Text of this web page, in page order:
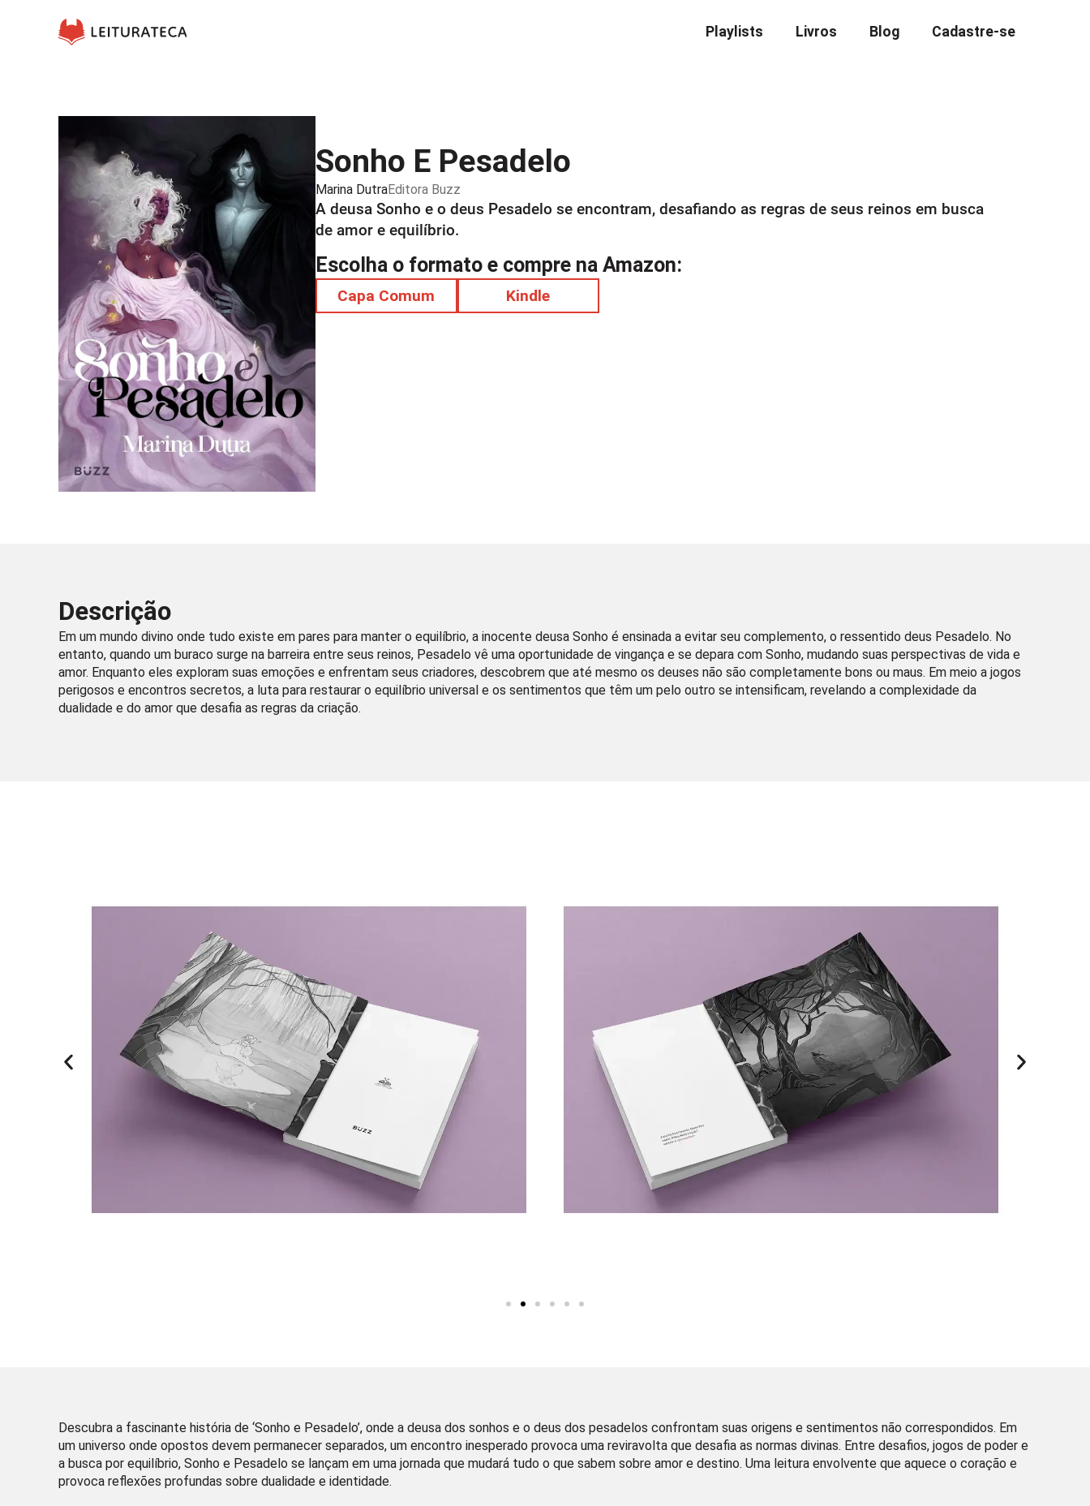
Playlists Livros Blog Cadastre-se
Sonho E Pesadelo
Marina DutraEditora Buzz
A deusa Sonho e o deus Pesadelo se encontram, desafiando as regras de seus reinos em busca
de amor e equilíbrio.
Escolha o formato e compre na Amazon:
Capa Comum Kindle
Descrição
Em um mundo divino onde tudo existe em pares para manter o equilíbrio, a inocente deusa Sonho é ensinada a evitar seu complemento, o ressentido deus Pesadelo. No
entanto, quando um buraco surge na barreira entre seus reinos, Pesadelo vê uma oportunidade de vingança e se depara com Sonho, mudando suas perspectivas de vida e
amor. Enquanto eles exploram suas emoções e enfrentam seus criadores, descobrem que até mesmo os deuses não são completamente bons ou maus. Em meio a jogos
perigosos e encontros secretos, a luta para restaurar o equilíbrio universal e os sentimentos que têm um pelo outro se intensificam, revelando a complexidade da
dualidade e do amor que desafia as regras da criação.
Descubra a fascinante história de ‘Sonho e Pesadelo’, onde a deusa dos sonhos e o deus dos pesadelos confrontam suas origens e sentimentos não correspondidos. Em
um universo onde opostos devem permanecer separados, um encontro inesperado provoca uma reviravolta que desafia as normas divinas. Entre desafios, jogos de poder e
a busca por equilíbrio, Sonho e Pesadelo se lançam em uma jornada que mudará tudo o que sabem sobre amor e destino. Uma leitura envolvente que aquece o coração e
provoca reflexões profundas sobre dualidade e identidade.